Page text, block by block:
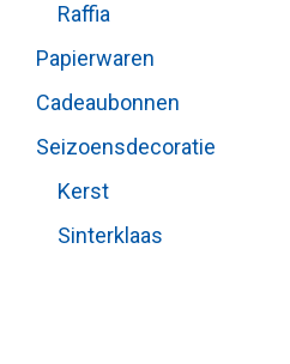
Raffia
Papierwaren
Cadeaubonnen
Seizoensdecoratie
Kerst
Sinterklaas